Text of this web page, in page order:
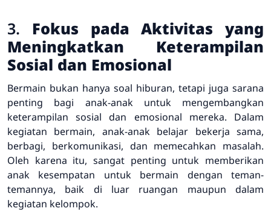
3. Fokus pada Aktivitas yang
Meningkatkan Keterampilan
Sosial dan Emosional
Bermain bukan hanya soal hiburan, tetapi juga sarana
penting bagi anak-anak untuk mengembangkan
keterampilan sosial dan emosional mereka. Dalam
kegiatan bermain, anak-anak belajar bekerja sama,
berbagi, berkomunikasi, dan memecahkan masalah.
Oleh karena itu, sangat penting untuk memberikan
anak kesempatan untuk bermain dengan teman-
temannya, baik di luar ruangan maupun dalam
kegiatan kelompok.